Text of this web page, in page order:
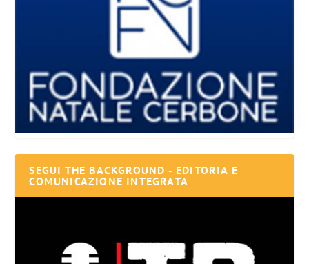
SEGUI THE BACKGROUND - EDITORIA E
COMUNICAZIONE INTEGRATA